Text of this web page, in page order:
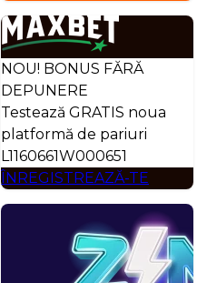
NOU! BONUS FĂRĂ
DEPUNERE
Testează GRATIS noua
platformă de pariuri
L1160661W000651
ÎNREGISTREAZĂ-TE